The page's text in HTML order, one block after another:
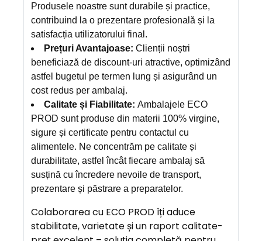
Produsele noastre sunt durabile și practice,
contribuind la o prezentare profesională și la
satisfacția utilizatorului final.
Prețuri Avantajoase: Clienții noștri
beneficiază de discount-uri atractive, optimizând
astfel bugetul pe termen lung și asigurând un
cost redus per ambalaj.
Calitate și Fiabilitate: Ambalajele ECO
PROD sunt produse din materii 100% virgine,
sigure și certificate pentru contactul cu
alimentele. Ne concentrăm pe calitate și
durabilitate, astfel încât fiecare ambalaj să
susțină cu încredere nevoile de transport,
prezentare și păstrare a preparatelor.
Colaborarea cu ECO PROD îți aduce
stabilitate, varietate și un raport calitate-